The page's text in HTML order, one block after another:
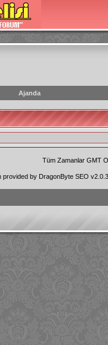
Ajanda
Tüm Zamanlar GMT
provided by DragonByte SEO